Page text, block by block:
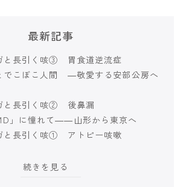
最新記事
と長引く咳③ 胃食道逆流症
でこぼこ人間 ―敬愛する安部公房へ
と長引く咳② 後鼻漏
」に憧れて――山形から東京へ
と長引く咳① アトピー咳嗽
続きを見る